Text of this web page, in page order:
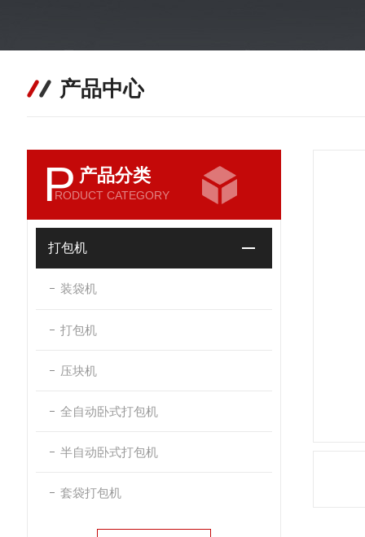
产品中心
P 产品分类
RODUCT CATEGORY
打包机
装袋机
打包机
压块机
全自动卧式打包机
半自动卧式打包机
套袋打包机